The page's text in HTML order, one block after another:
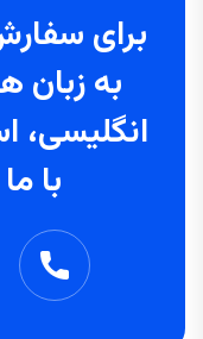
برای
به زبان
انگلیسی،
با